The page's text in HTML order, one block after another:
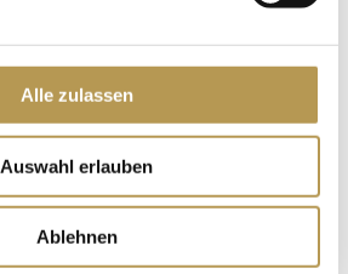
Alle zulassen
Auswahl erlauben
Ablehnen